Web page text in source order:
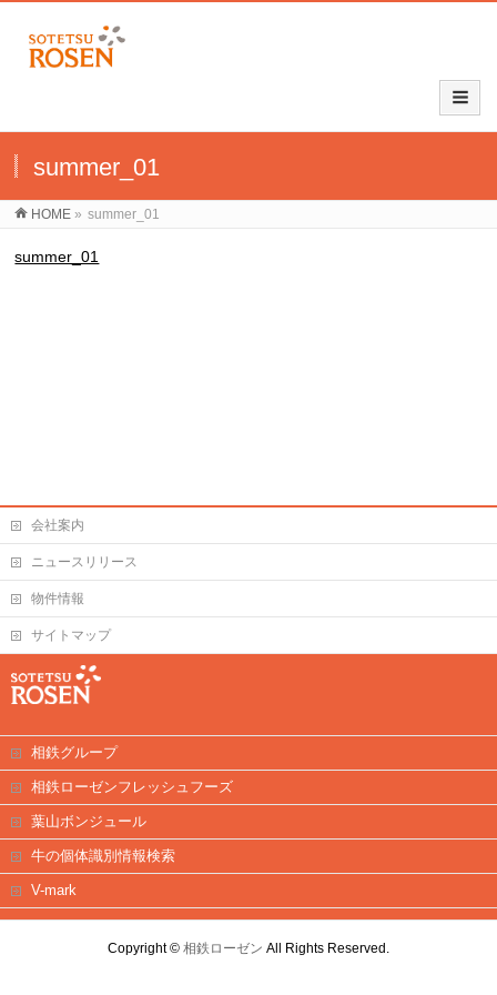
summer_01
HOME » summer_01
summer_01
会社案内
ニュースリリース
物件情報
サイトマップ
相鉄グループ
相鉄ローゼンフレッシュフーズ
葉山ボンジュール
牛の個体識別情報検索
V-mark
Copyright © 相鉄ローゼン All Rights Reserved.